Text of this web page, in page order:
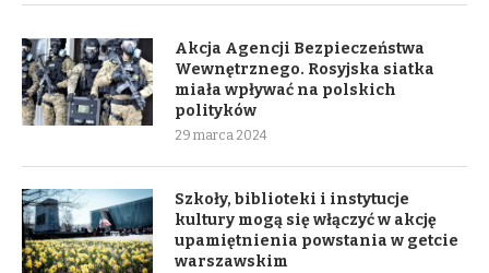
Akcja Agencji Bezpieczeństwa
Wewnętrznego. Rosyjska siatka
miała wpływać na polskich
polityków
29 marca 2024
Szkoły, biblioteki i instytucje
kultury mogą się włączyć w akcję
upamiętnienia powstania w getcie
warszawskim